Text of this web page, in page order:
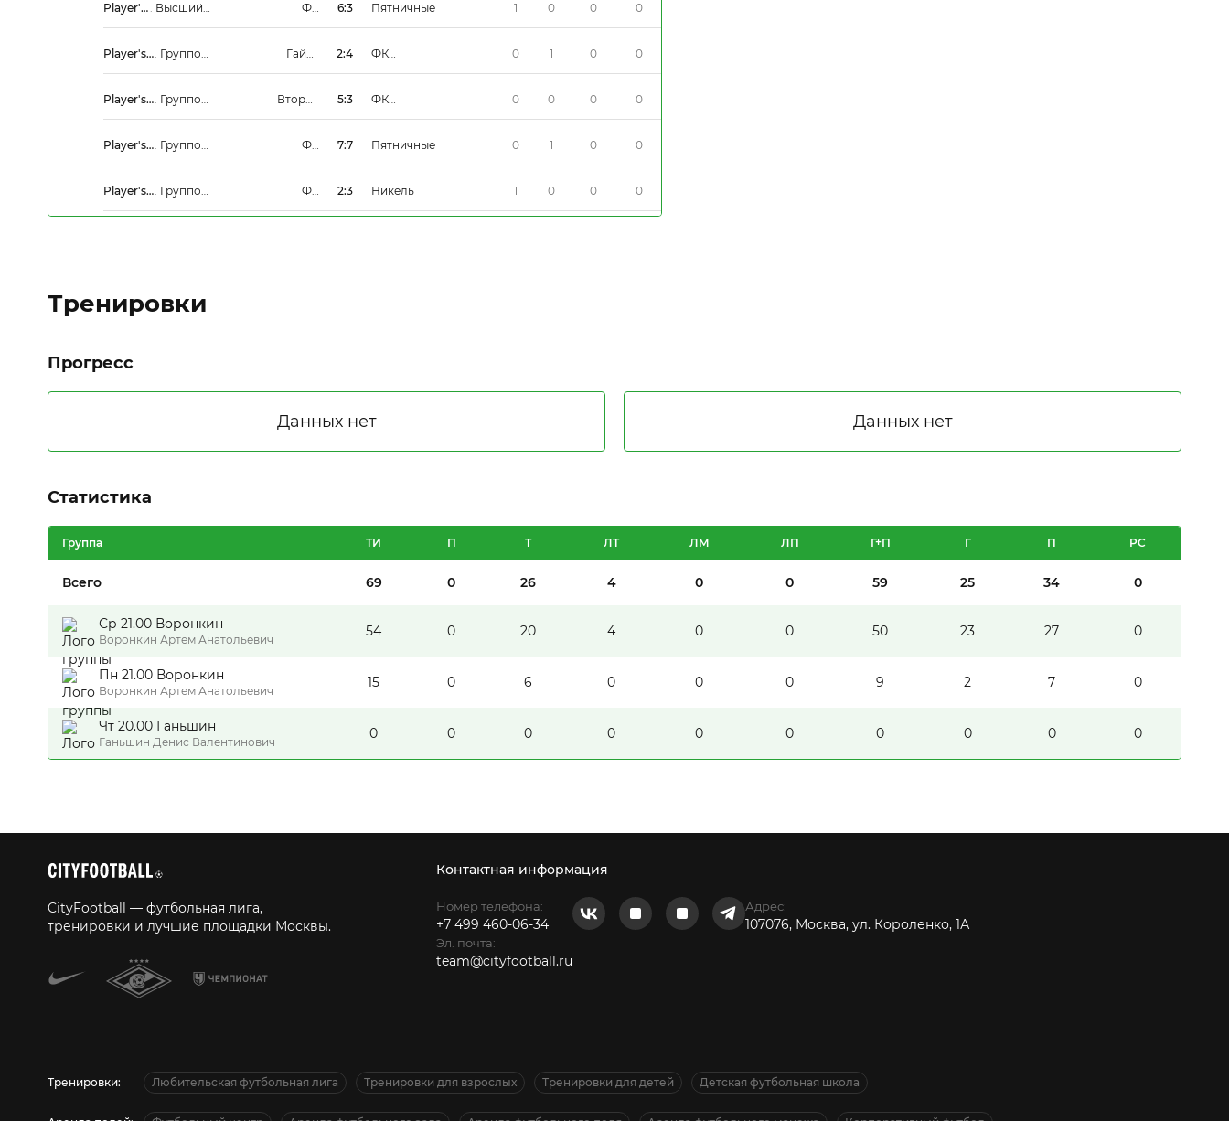
Player's . Высший
ФК
6:3 Пятничные 1 0 0 0
Player's
. Групповой
Гайд-
2:4
ФК
0 1 0 0
Player's
. Групповой
Второе
5:3
ФК
0 0 0 0
Player's
. Групповой
ФК
7:7 Пятничные 0 1 0 0
Player's
. Групповой
ФК
Сити
2:3 Никель 1 0 0 0
Тренировки
Прогресс
Статистика
Группа ТИ П Т ЛТ ЛМ ЛП Г+П Г П PC
Всего 69 0 26 4 0 0 59 25 34 0
Ср 21.00 Воронкин
Воронкин Артем Анатольевич
54 0 20 4 0 0 50 23 27 0
Пн 21.00 Воронкин
Воронкин Артем Анатольевич
15 0 6 0 0 0 9 2 7 0
Чт 20.00 Ганьшин
Ганьшин Денис Валентинович
0 0 0 0 0 0 0 0 0 0
CityFootball — футбольная лига,
тренировки и лучшие площадки Москвы.
Контактная информация
Номер телефона:
+7 499 460-06-34
Эл. почта:
team@cityfootball.ru
Адрес:
107076, Москва, ул. Короленко, 1А
Тренировки: Любительская футбольная лига Тренировки для взрослых Тренировки для детей Детская футбольная школа